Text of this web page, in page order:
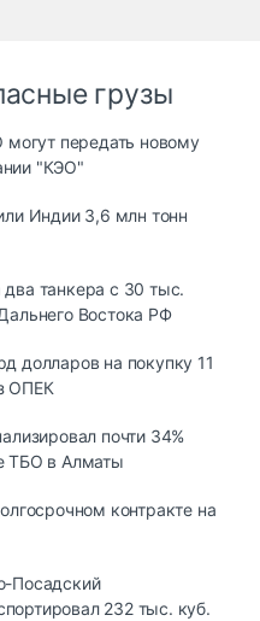
грузы
могут передать новому
"КЭО"
Индии 3,6 млн тонн
танкера с 30 тыс.
Востока РФ
долларов на покупку 11
ОПЕК
почти 34%
ТБО в Алматы
контракте на
Посадский
232 тыс. куб.